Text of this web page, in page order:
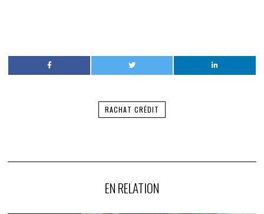
RACHAT CRÉDIT
EN RELATION